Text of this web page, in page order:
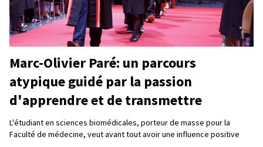
Marc-Olivier Paré: un parcours
atypique guidé par la passion
d'apprendre et de transmettre
L'étudiant en sciences biomédicales, porteur de masse pour la
Faculté de médecine, veut avant tout avoir une influence positive